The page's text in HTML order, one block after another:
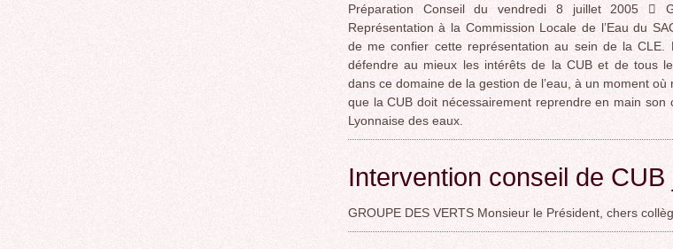
Préparation Conseil du vendredi 8 juillet 2005 
Représentation à la Commission Locale de l’Eau du
de me confier cette représentation au sein de la CLE.
défendre au mieux les intérêts de la CUB et de tous
dans ce domaine de la gestion de l’eau, à un moment
que la CUB doit nécessairement reprendre en main son
Lyonnaise des eaux.
Intervention conseil de CUB
GROUPE DES VERTS Monsieur le Président, chers